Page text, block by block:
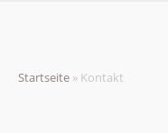
Startseite » Kontakt